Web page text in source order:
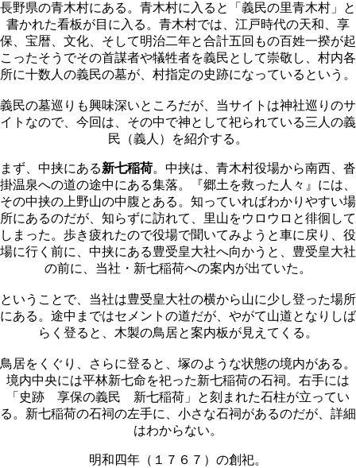
長野県の青木村にある。青木村に入ると「義民の里青木村」と
書かれた看板が目に入る。青木村では、江戸時代の天和、享
保、宝暦、文化、そして明治二年と合計五回もの百姓一揆が起
こったそうでその首謀者や犠牲者を義民として崇敬し、村内各
所に十数人の義民の墓が、村指定の史跡になっているという。
義民の墓巡りも興味深いところだが、当サイトは神社巡りのサ
イトなので、今回は、その中で神として祀られている三人の義
民（義人）を紹介する。
まず、中挟にある新七稲荷。中挟は、青木村役場から南西、沓
掛温泉への道の途中にある集落。『郷土を救った人々』には、
その中挟の上野山の中腹とある。知っていればわかりやすい場
所にあるのだが、知らずに訪れて、里山をウロウロと徘徊して
しまった。歩き疲れたので役場で聞いてみようと車に戻り、役
場に行く前に、中挟にある豊受皇大社へ向かうと、豊受皇大社
の前に、当社・新七稲荷への案内が出ていた。
ということで、当社は豊受皇大社の横から山に少し登った場所
にある。途中まではセメントの道だが、やがて山道となりしば
らく登ると、木製の鳥居と案内板が見えてくる。
鳥居をくぐり、さらに登ると、塚のような状態の境内がある。
境内中央には平林新七命を祀った新七稲荷の石祠。右手には
「史跡 享保の義民 新七稲荷」と刻まれた石柱が立ってい
る。新七稲荷の石祠の左手に、小さな石祠があるのだが、詳細
はわからない。
明和四年（１７６７）の創祀。